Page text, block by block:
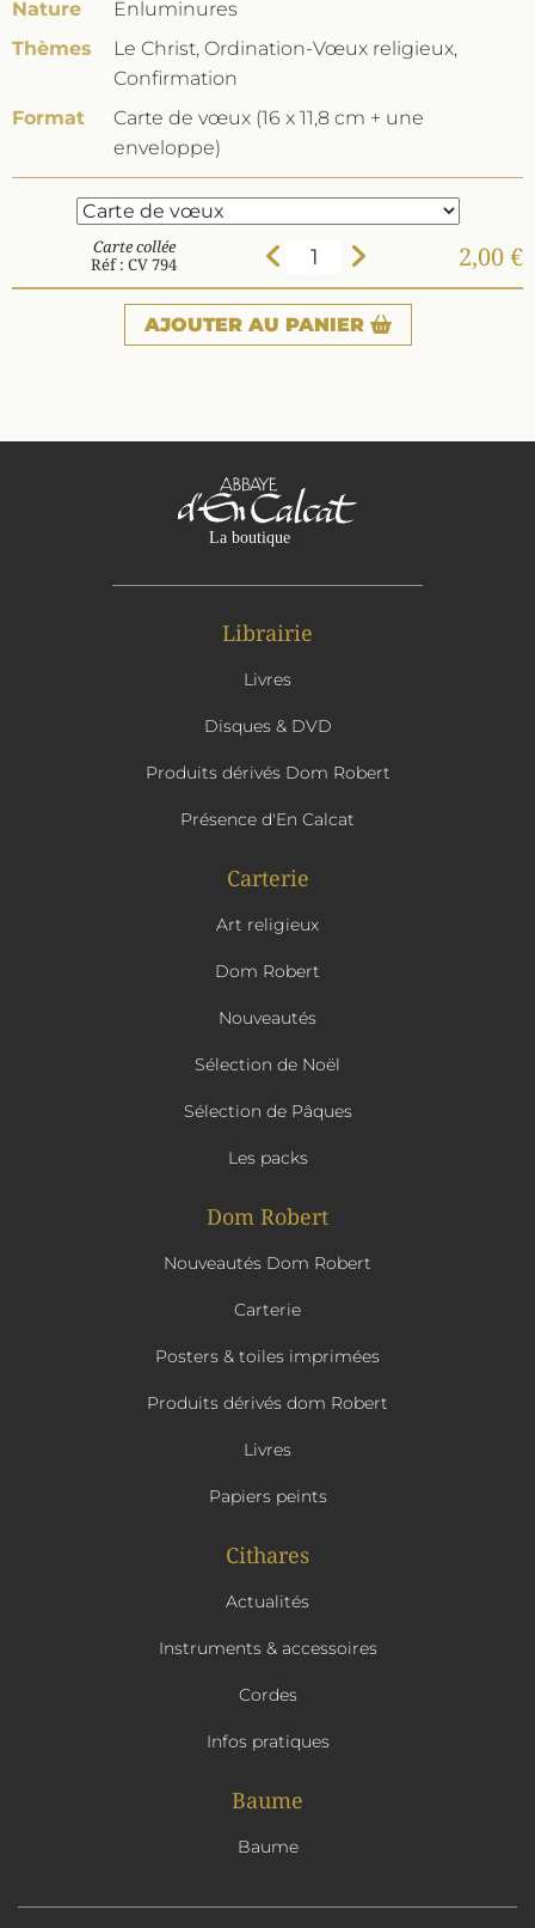
Nature
Enluminures
Thèmes
Le Christ, Ordination-Vœux religieux,
Confirmation
Format
Carte de vœux (16 x 11,8 cm + une
enveloppe)
Carte collée
Réf : CV 794
2,00 €
AJOUTER AU PANIER
Librairie
Livres
Disques & DVD
Produits dérivés Dom Robert
Présence d'En Calcat
Carterie
Art religieux
Dom Robert
Nouveautés
Sélection de Noël
Sélection de Pâques
Les packs
Dom Robert
Nouveautés Dom Robert
Carterie
Posters & toiles imprimées
Produits dérivés dom Robert
Livres
Papiers peints
Cithares
Actualités
Instruments & accessoires
Cordes
Infos pratiques
Baume
Baume